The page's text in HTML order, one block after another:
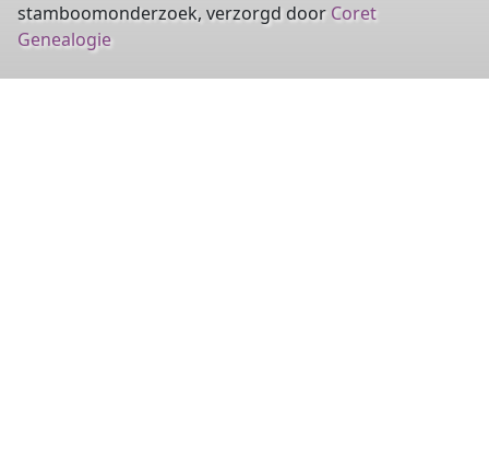
stamboomonderzoek, verzorgd door Coret
Genealogie